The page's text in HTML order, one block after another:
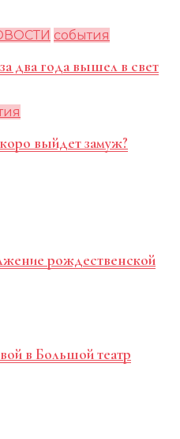
события
два года вышел в свет
выйдет замуж?
рождественской
в Большой театр